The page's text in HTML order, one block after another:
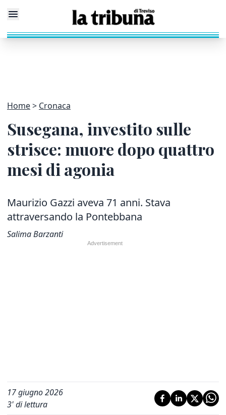
Home Cronaca
Susegana, investito sulle
strisce: muore dopo quattro
mesi di agonia
Maurizio Gazzi aveva 71 anni. Stava
attraversando la Pontebbana
Salima Barzanti
17 giugno 2026
3' di lettura